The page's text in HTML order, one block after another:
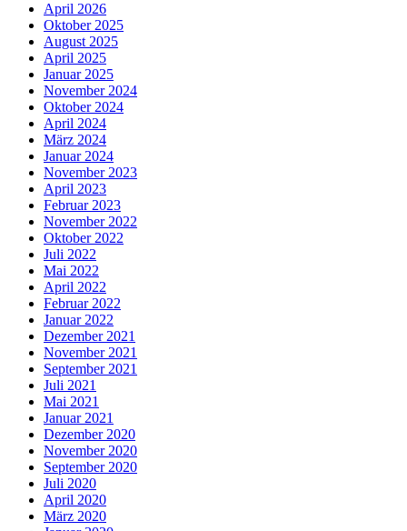
April 2026
Oktober 2025
August 2025
April 2025
Januar 2025
November 2024
Oktober 2024
April 2024
März 2024
Januar 2024
November 2023
April 2023
Februar 2023
November 2022
Oktober 2022
Juli 2022
Mai 2022
April 2022
Februar 2022
Januar 2022
Dezember 2021
November 2021
September 2021
Juli 2021
Mai 2021
Januar 2021
Dezember 2020
November 2020
September 2020
Juli 2020
April 2020
März 2020